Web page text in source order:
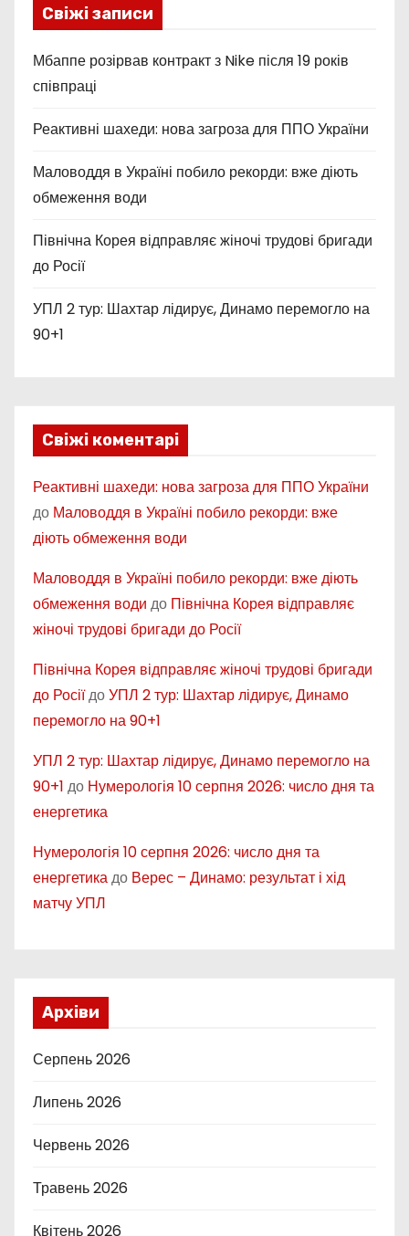
Свіжі записи
Мбаппе розірвав контракт з Nike після 19 років
співпраці
Реактивні шахеди: нова загроза для ППО України
Маловоддя в Україні побило рекорди: вже діють
обмеження води
Північна Корея відправляє жіночі трудові бригади
до Росії
УПЛ 2 тур: Шахтар лідирує, Динамо перемогло на
90+1
Свіжі коментарі
Реактивні шахеди: нова загроза для ППО України
до Маловоддя в Україні побило рекорди: вже
діють обмеження води
Маловоддя в Україні побило рекорди: вже діють
обмеження води до Північна Корея відправляє
жіночі трудові бригади до Росії
Північна Корея відправляє жіночі трудові бригади
до РосіїдоУПЛ 2 тур: Шахтар лідирує, Динамо
перемогло на 90+1
УПЛ 2 тур: Шахтар лідирує, Динамо перемогло на
90+1 до Нумерологія 10 серпня 2026: число дня та
енергетика
Нумерологія 10 серпня 2026: число дня та
енергетикадо Верес – Динамо: результат і хід
матчу УПЛ
Архіви
Серпень 2026
Липень 2026
Червень 2026
Травень 2026
Квітень 2026